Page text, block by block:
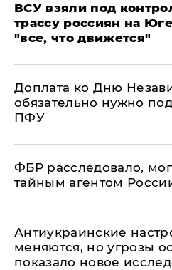
ВСУ взяли под
трассу россиян на
"все, что движется"
Доплата ко Дню
обязательно нужно
ПФУ
ФБР расследовало,
тайным агентом
Антиукраинские
меняются, но угрозы
показало новое